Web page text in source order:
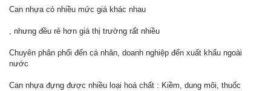
Can nhựa có nhiều mức giá khác nhau
, nhưng đều rẻ hơn giá thị trường rất nhiều
Chuyên phân phối đến cá nhân, doanh nghiệp đến xuất khẩu ngoài
nước
Can nhựa đựng được nhiều loại hoá chất : Kiềm, dung môi, thuốc